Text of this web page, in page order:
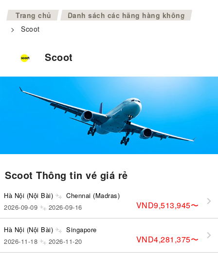
Trang chủ >
Danh sách các hãng hàng không
>
Scoot
Scoot
Scoot Thông tin vé giá rẻ
Hà Nội (Nội Bài) Chennai (Madras)
VND9,513,945〜
2026-09-09 2026-09-16
Hà Nội (Nội Bài) Singapore
VND4,281,375〜
2026-11-18 2026-11-20